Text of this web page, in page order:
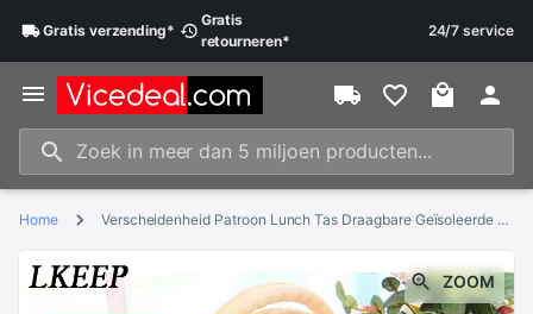
Gratisverzending*
Gratis
retourneren*
24/7 service
Home Verscheidenheid Patroon Lunch Tas Draagbare Geïsoleerde Canvas Iunch Tas Thermische Voedsel Picknick Lunch Tassen Voor Vrouwen Kids
ZOOM